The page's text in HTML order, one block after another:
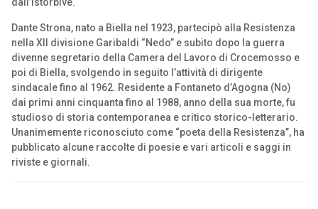
dall’Istorbive.
Dante Strona, nato a Biella nel 1923, partecipò alla Resistenza
nella XII divisione Garibaldi “Nedo” e subito dopo la guerra
divenne segretario della Camera del Lavoro di Crocemosso e
poi di Biella, svolgendo in seguito l’attività di dirigente
sindacale fino al 1962. Residente a Fontaneto d’Agogna (No)
dai primi anni cinquanta fino al 1988, anno della sua morte, fu
studioso di storia contemporanea e critico storico-letterario.
Unanimemente riconosciuto come “poeta della Resistenza”, ha
pubblicato alcune raccolte di poesie e vari articoli e saggi in
riviste e giornali.